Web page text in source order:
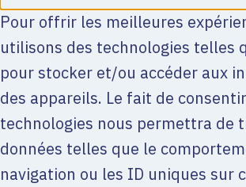
Pour offrir les meilleures
utilisons des technologies telles
pour stocker et/ou accéder aux
des appareils. Le fait de
technologies nous permettra de
données telles que le
navigation ou les ID uniques sur